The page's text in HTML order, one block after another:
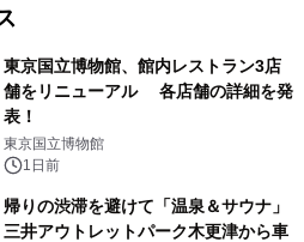
東京国立博物館、館内レストラン3店
舗をリニューアル 各店舗の詳細を発
表！
東京国立博物館
1日前
帰りの渋滞を避けて「温泉＆サウナ」
三井アウトレットパーク木更津から車